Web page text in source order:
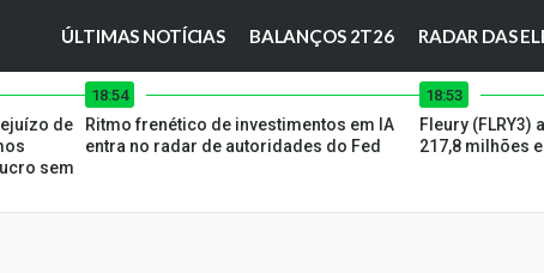
ÚLTIMAS NOTÍCIAS BALANÇOS 2T26 RADAR DAS
de
sem
18:54
Ritmo frenético de investimentos em IA
entra no radar de autoridades do Fed
18:53
Fleury (FLRY3)
217,8 milhões